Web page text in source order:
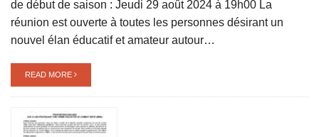
de début de saison : Jeudi 29 août 2024 à 19h00 La
réunion est ouverte à toutes les personnes désirant un
nouvel élan éducatif et amateur autour…
READ MORE